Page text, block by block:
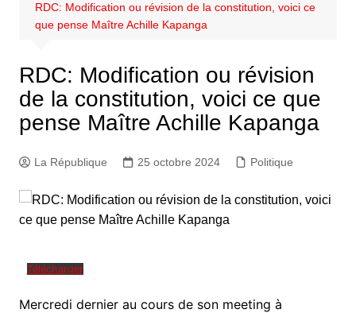
RDC: Modification ou révision de la constitution, voici ce
que pense Maître Achille Kapanga
RDC: Modification ou révision
de la constitution, voici ce que
pense Maître Achille Kapanga
La République 25 octobre 2024 Politique
Télécharger
Mercredi dernier au cours de son meeting à